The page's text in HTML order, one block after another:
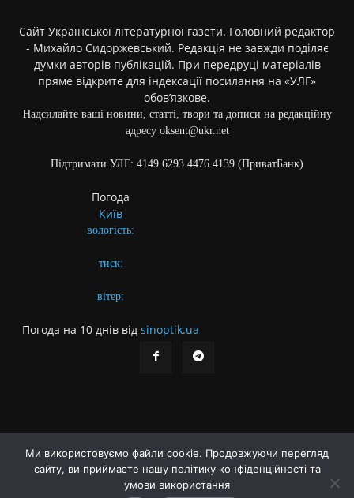
Сайт Української літературної газети. Головний редактор
- Михайло Сидоржевський. Редакція не завжди поділяє
думки авторів публікацій. При передруці матеріалів
пряме відкрите для індексації посилання на «УЛГ»
обов’язкове.
Надсилайте ваші новини, статті, твори та дописи на редакційну
адресу oksent@ukr.net
Підтримати УЛГ: 4149 6293 4476 4139 (ПриватБанк)
Погода
Київ
вологість:
тиск:
вітер:
Погода на 10 днів від sinoptik.ua
Про газету
Правила користування сайтом
Політика конфіденційності
Ми використовуємо файли cookie. Продовжуючи перегляд
сайту, ви приймаєте нашу політику конфіденційності та
умови використання